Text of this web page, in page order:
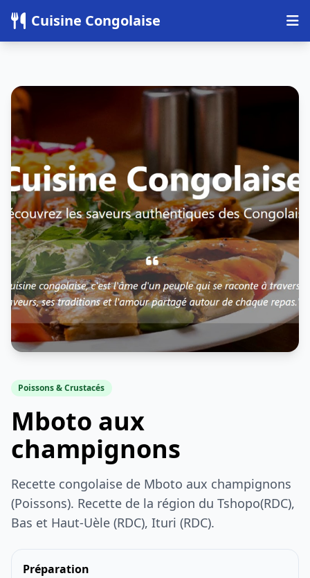
Cuisine Congolaise
Poissons & Crustacés
Mboto aux
champignons
Recette congolaise de Mboto aux champignons
(Poissons). Recette de la région du Tshopo(RDC),
Bas et Haut-Uèle (RDC), Ituri (RDC).
Préparation